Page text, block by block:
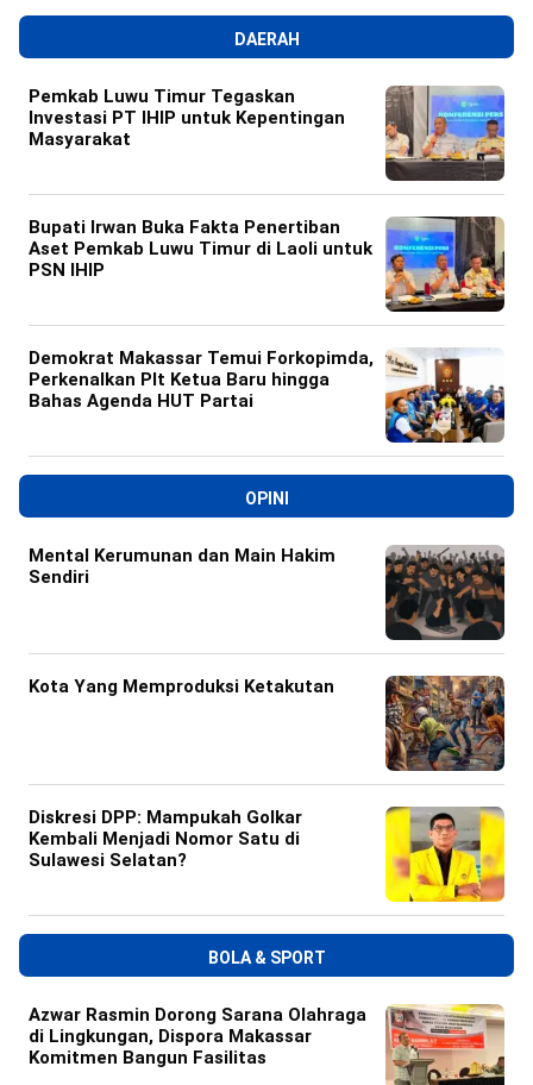
DAERAH
Pemkab Luwu Timur Tegaskan
Investasi PT IHIP untuk Kepentingan
Masyarakat
Bupati Irwan Buka Fakta Penertiban
Aset Pemkab Luwu Timur di Laoli untuk
PSN IHIP
Demokrat Makassar Temui Forkopimda,
Perkenalkan Plt Ketua Baru hingga
Bahas Agenda HUT Partai
OPINI
Mental Kerumunan dan Main Hakim
Sendiri
Kota Yang Memproduksi Ketakutan
Diskresi DPP: Mampukah Golkar
Kembali Menjadi Nomor Satu di
Sulawesi Selatan?
BOLA & SPORT
Azwar Rasmin Dorong Sarana Olahraga
di Lingkungan, Dispora Makassar
Komitmen Bangun Fasilitas